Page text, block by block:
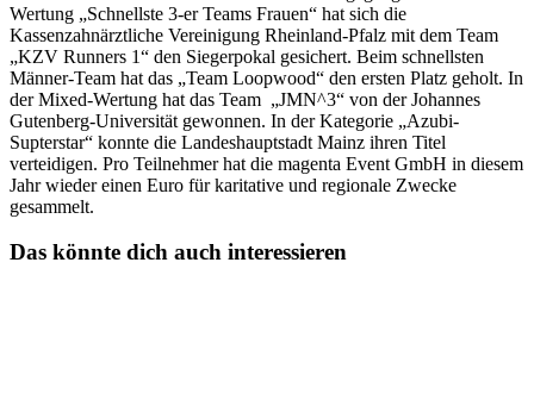
Wertung „Schnellste 3-er Teams Frauen“ hat sich die
Kassenzahnärztliche Vereinigung Rheinland-Pfalz mit dem Team
„KZV Runners 1“ den Siegerpokal gesichert. Beim schnellsten
Männer-Team hat das „Team Loopwood“ den ersten Platz geholt. In
der Mixed-Wertung hat das Team „JMN^3“ von der Johannes
Gutenberg-Universität gewonnen. In der Kategorie „Azubi-
Supterstar“ konnte die Landeshauptstadt Mainz ihren Titel
verteidigen. Pro Teilnehmer hat die magenta Event GmbH in diesem
Jahr wieder einen Euro für karitative und regionale Zwecke
gesammelt.
Das könnte dich auch interessieren